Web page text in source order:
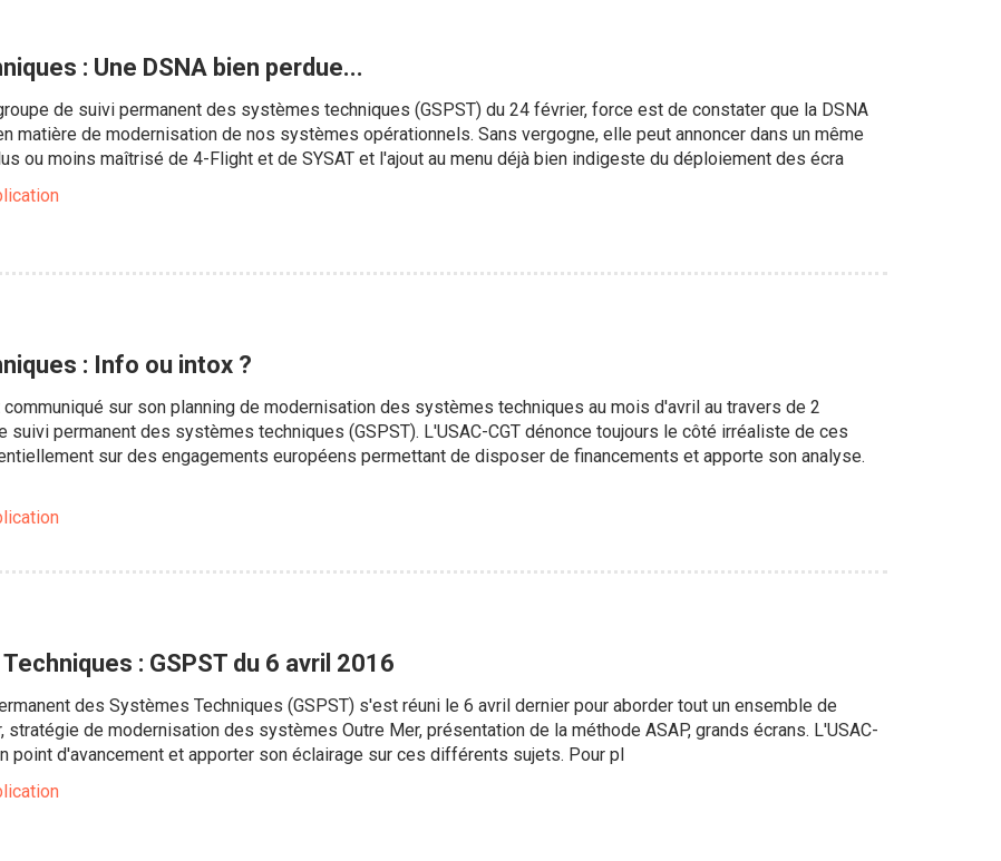
: Une DSNA bien perdue...
de suivi permanent des systèmes techniques (GSPST) du 24 février, force est de constater que la DSNA
matière de modernisation de nos systèmes opérationnels. Sans vergogne, elle peut annoncer dans un même
ou moins maîtrisé de 4-Flight et de SYSAT et l'ajout au menu déjà bien indigeste du déploiement des écra
: Info ou intox ?
communiqué sur son planning de modernisation des systèmes techniques au mois d'avril au travers de 2
suivi permanent des systèmes techniques (GSPST). L'USAC-CGT dénonce toujours le côté irréaliste de ces
sur des engagements européens permettant de disposer de financements et apporte son analyse.
: GSPST du 6 avril 2016
des Systèmes Techniques (GSPST) s'est réuni le 6 avril dernier pour aborder tout un ensemble de
stratégie de modernisation des systèmes Outre Mer, présentation de la méthode ASAP, grands écrans. L'USAC-
point d'avancement et apporter son éclairage sur ces différents sujets. Pour pl